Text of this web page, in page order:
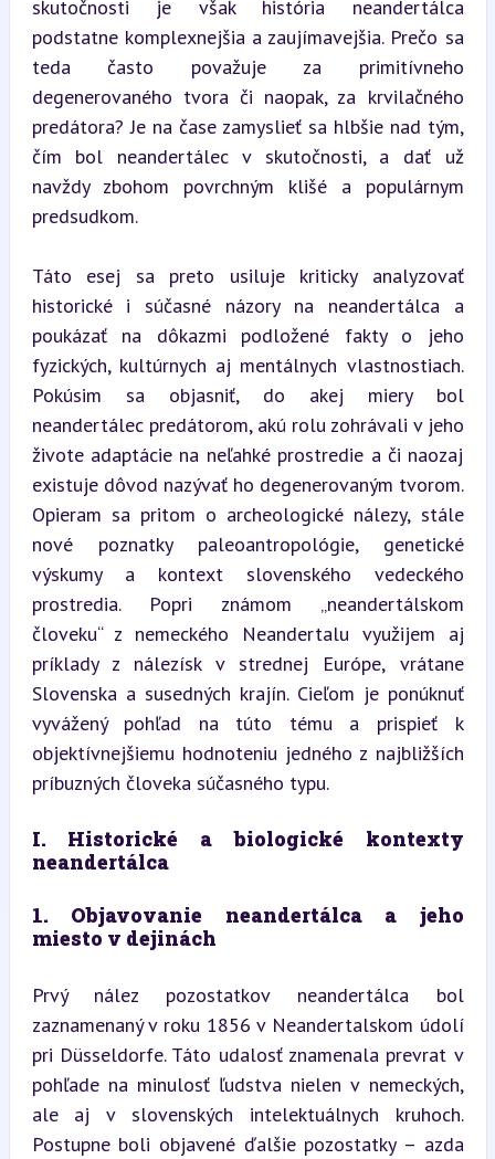
skutočnosti je však história neandertálca
podstatne komplexnejšia a zaujímavejšia. Prečo sa
teda často považuje za primitívneho
degenerovaného tvora či naopak, za krvilačného
predátora? Je na čase zamyslieť sa hlbšie nad tým,
čím bol neandertálec v skutočnosti, a dať už
navždy zbohom povrchným klišé a populárnym
predsudkom.
Táto esej sa preto usiluje kriticky analyzovať
historické i súčasné názory na neandertálca a
poukázať na dôkazmi podložené fakty o jeho
fyzických, kultúrnych aj mentálnych vlastnostiach.
Pokúsim sa objasniť, do akej miery bol
neandertálec predátorom, akú rolu zohrávali v jeho
živote adaptácie na neľahké prostredie a či naozaj
existuje dôvod nazývať ho degenerovaným tvorom.
Opieram sa pritom o archeologické nálezy, stále
nové poznatky paleoantropológie, genetické
výskumy a kontext slovenského vedeckého
prostredia. Popri známom „neandertálskom
človeku“ z nemeckého Neandertalu využijem aj
príklady z nálezísk v strednej Európe, vrátane
Slovenska a susedných krajín. Cieľom je ponúknuť
vyvážený pohľad na túto tému a prispieť k
objektívnejšiemu hodnoteniu jedného z najbližších
príbuzných človeka súčasného typu.
I. Historické a biologické kontexty
neandertálca
1. Objavovanie neandertálca a jeho
miesto v dejinách
Prvý nález pozostatkov neandertálca bol
zaznamenaný v roku 1856 v Neandertalskom údolí
pri Düsseldorfe. Táto udalosť znamenala prevrat v
pohľade na minulosť ľudstva nielen v nemeckých,
ale aj v slovenských intelektuálnych kruhoch.
Postupne boli objavené ďalšie pozostatky – azda